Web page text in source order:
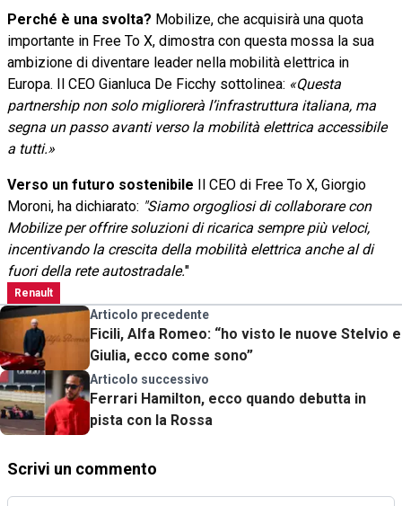
Perché è una svolta? Mobilize, che acquisirà una quota
importante in Free To X, dimostra con questa mossa la sua
ambizione di diventare leader nella mobilità elettrica in
Europa. Il CEO Gianluca De Ficchy sottolinea: «Questa
partnership non solo migliorerà l’infrastruttura italiana, ma
segna un passo avanti verso la mobilità elettrica accessibile
a tutti.»
Verso un futuro sostenibile Il CEO di Free To X, Giorgio
Moroni, ha dichiarato: "Siamo orgogliosi di collaborare con
Mobilize per offrire soluzioni di ricarica sempre più veloci,
incentivando la crescita della mobilità elettrica anche al di
fuori della rete autostradale."
Renault
Articolo precedente
Ficili, Alfa Romeo: “ho visto le nuove Stelvio e
Giulia, ecco come sono”
Articolo successivo
Ferrari Hamilton, ecco quando debutta in
pista con la Rossa
Scrivi un commento